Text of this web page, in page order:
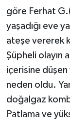
göre Ferhat
yaşadığı eve
ateşe vererek
Şüpheli olayın
içerisine düşen
neden oldu.
doğalgaz
Patlama ve